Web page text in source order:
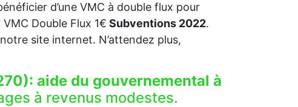
d’une VMC à double flux pour
VMC Double Flux 1€ Subventions 2022.
site internet. N’attendez plus,
aide du gouvernemental à
à revenus modestes.